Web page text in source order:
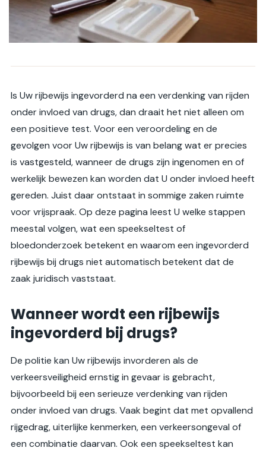
Is Uw rijbewijs ingevorderd na een verdenking van rijden
onder invloed van drugs, dan draait het niet alleen om
een positieve test. Voor een veroordeling en de
gevolgen voor Uw rijbewijs is van belang wat er precies
is vastgesteld, wanneer de drugs zijn ingenomen en of
werkelijk bewezen kan worden dat U onder invloed heeft
gereden. Juist daar ontstaat in sommige zaken ruimte
voor vrijspraak. Op deze pagina leest U welke stappen
meestal volgen, wat een speekseltest of
bloedonderzoek betekent en waarom een ingevorderd
rijbewijs bij drugs niet automatisch betekent dat de
zaak juridisch vaststaat.
Wanneer wordt een rijbewijs
ingevorderd bij drugs?
De politie kan Uw rijbewijs invorderen als de
verkeersveiligheid ernstig in gevaar is gebracht,
bijvoorbeeld bij een serieuze verdenking van rijden
onder invloed van drugs. Vaak begint dat met opvallend
rijgedrag, uiterlijke kenmerken, een verkeersongeval of
een combinatie daarvan. Ook een speekseltest kan